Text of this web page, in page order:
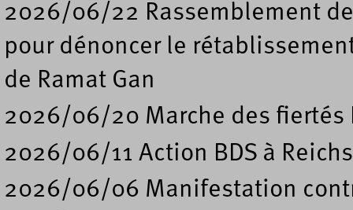
2026/06/22 Rassemblement
pour dénoncer le
de Ramat Gan
2026/06/20 Marche des fiertés
2026/06/11 Action BDS à
2026/06/06 Manifestation